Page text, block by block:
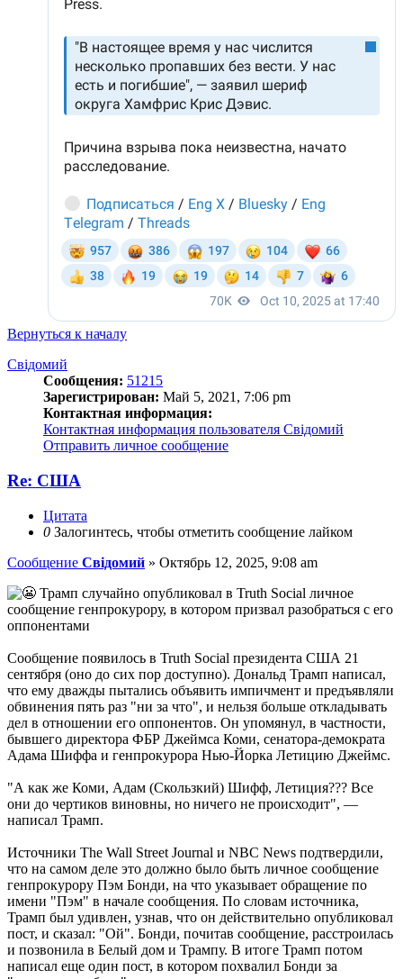
Вернуться к началу
Свідомий
Сообщения: 51215
Зарегистрирован: Май 5, 2021, 7:06 pm
Контактная информация:
Контактная информация пользователя Свідомий
Отправить личное сообщение
Re: США
Цитата
0 Залогинтесь, чтобы отметить сообщение лайком
Сообщение Свідомий » Октябрь 12, 2025, 9:08 am
Трамп случайно опубликовал в Truth Social личное
сообщение генпрокурору, в котором призвал разобраться с его
оппонентами
Сообщение появилось в Truth Social президента США 21
сентября (оно до сих пор доступно). Дональд Трамп написал,
что ему дважды пытались объявить импичмент и предъявляли
обвинения пять раз "ни за что", и нельзя больше откладывать
дел в отношении его оппонентов. Он упомянул, в частности,
бывшего директора ФБР Джеймса Коми, сенатора-демократа
Адама Шиффа и генпрокурора Нью-Йорка Летицию Джеймс.
"А как же Коми, Адам (Скользкий) Шифф, Летиция??? Все
они до чертиков виновны, но ничего не происходит", —
написал Трамп.
Источники The Wall Street Journal и NBC News подтвердили,
что на самом деле это должно было быть личное сообщение
генпрокурору Пэм Бонди, на что указывает обращение по
имени "Пэм" в начале сообщения. По словам источника,
Трамп был удивлен, узнав, что он действительно опубликовал
пост, и сказал: "Ой". Бонди, почитав сообщение, расстроилась
и позвонила в Белый дом и Трампу. В итоге Трамп потом
написал еще один пост, в котором похвалил Бонди за